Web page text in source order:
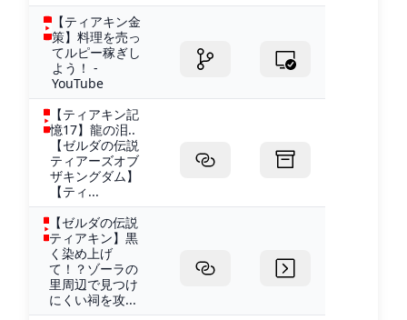
【ティアキン金
策】料理を売っ
てルピー稼ぎし
よう！ -
YouTube
【ティアキン記
憶17】龍の泪..
【ゼルダの伝説
ティアーズオブ
ザキングダム】
【ティ...
【ゼルダの伝説
ティアキン】黒
く染め上げ
て！？ゾーラの
里周辺で見つけ
にくい祠を攻...